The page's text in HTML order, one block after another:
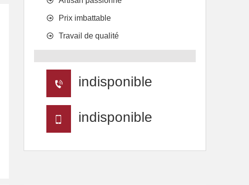
Prix imbattable
Travail de qualité
indisponible
indisponible